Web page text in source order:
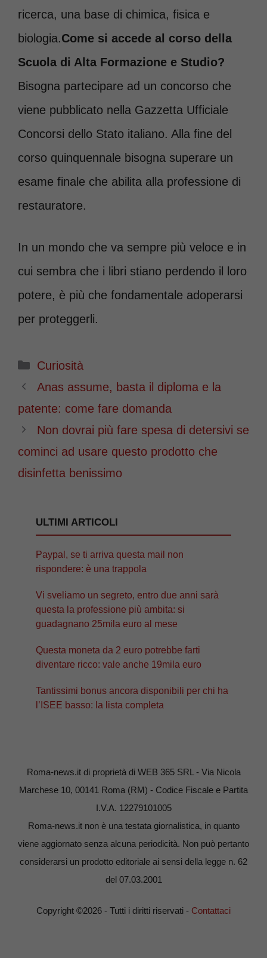
ricerca, una base di chimica, fisica e
biologia.Come si accede al corso della
Scuola di Alta Formazione e Studio?
Bisogna partecipare ad un concorso che
viene pubblicato nella Gazzetta Ufficiale
Concorsi dello Stato italiano. Alla fine del
corso quinquennale bisogna superare un
esame finale che abilita alla professione di
restauratore.
In un mondo che va sempre più veloce e in
cui sembra che i libri stiano perdendo il loro
potere, è più che fondamentale adoperarsi
per proteggerli.
Categorie
Curiosità
Anas assume, basta il diploma e la
patente: come fare domanda
Non dovrai più fare spesa di detersivi se
cominci ad usare questo prodotto che
disinfetta benissimo
ULTIMI ARTICOLI
Paypal, se ti arriva questa mail non
rispondere: è una trappola
Vi sveliamo un segreto, entro due anni sarà
questa la professione più ambita: si
guadagnano 25mila euro al mese
Questa moneta da 2 euro potrebbe farti
diventare ricco: vale anche 19mila euro
Tantissimi bonus ancora disponibili per chi ha
l’ISEE basso: la lista completa
Roma-news.it di proprietà di WEB 365 SRL - Via Nicola
Marchese 10, 00141 Roma (RM) - Codice Fiscale e Partita
I.V.A. 12279101005
Roma-news.it non è una testata giornalistica, in quanto
viene aggiornato senza alcuna periodicità. Non può pertanto
considerarsi un prodotto editoriale ai sensi della legge n. 62
del 07.03.2001
Copyright ©2026 - Tutti i diritti riservati - Contattaci